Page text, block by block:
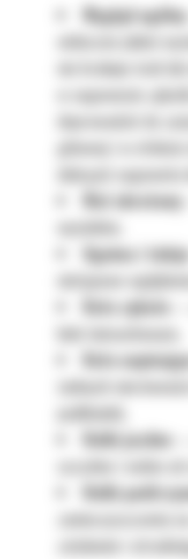
Wygląd ogólny
widoczne jakieś
nie brakuje śrub
w segmencie
doprowadzić do
głównej i w
dokręcić segmentu
Wał obrotowy
wycieków,
Ogniwa i
nietypowe
Koła zębate
kole łańcuchowym,
Koła
żadnych
podkładek,
Rolki jezdne
szczelne i wolne od
Rolki
zanieczyszczenia
zatykanie i